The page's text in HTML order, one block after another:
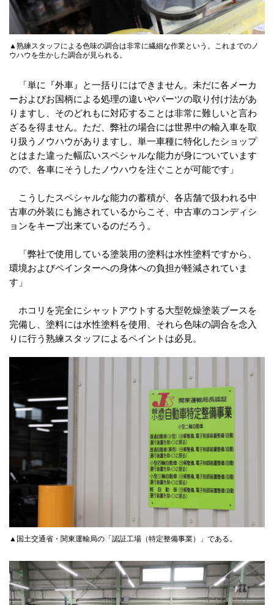
▲熟練スタッフによる色味の調合は非常に繊細な作業という。これまでのノ
ウハウを生かした調合が見られる。
「単に『外車』と一括りにはできません。未だに各メーカ
ーおよびお国柄による処理の違いやパーツの取り付け法があ
りますし、そのどれもに対応することは非常に難しいと言わ
ざるを得ません。ただ、弊社の場合には世界中の輸入車を取
り扱うノウハウがありますし、単一車種に特化したショップ
とはまた違った幅広いスペシャルな能力が身についています
ので、各車にそうしたノウハウを注ぐことが可能です」
こうしたスペシャルな能力の蓄積が、各店舗で扱われる中
古車の外装にも施されているからこそ、中古車のコンディシ
ョンをキープ出来ているのだろう。
「弊社で使用している塗装用の塗料は水性塗料ですから、
環境およびペインターへの身体への負担が軽減されていま
す」
ホコリを完全にシャットアウトする大型乾燥塗装ブースを
完備し、塗料には水性塗料を使用、それら色味の調合を念入
りに行う熟練スタッフによるペイントは必見。
▲国土交通省・関東運輸局の「認証工場（特定整備事業）」である。